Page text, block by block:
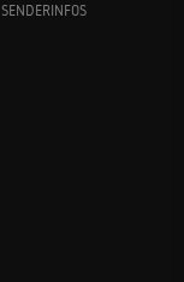
SENDERINFOS